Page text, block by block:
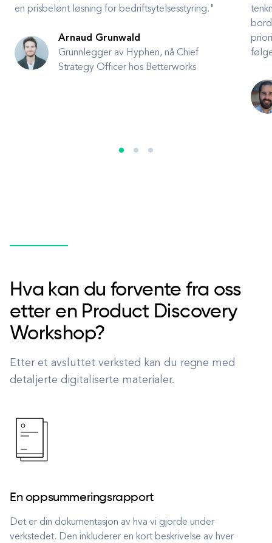
en prisbelønt løsning for bedriftsytelsesstyring."
Arnaud Grunwald
Grunnlegger av Hyphen, nå Chief
Strategy Officer hos Betterworks
Hva kan du forvente fra oss
etter en Product Discovery
Workshop?
Etter et avsluttet verksted kan du regne med
detaljerte digitaliserte materialer.
En oppsummeringsrapport
Det er din dokumentasjon av hva vi gjorde under
verkstedet. Den inkluderer en kort beskrivelse av hver